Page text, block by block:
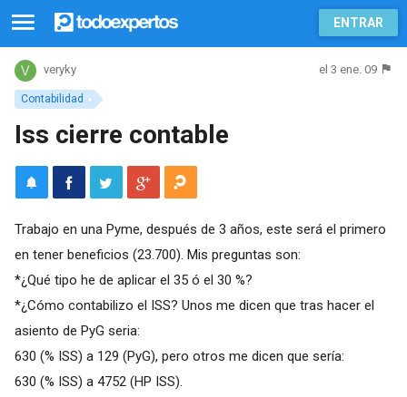
ENTRAR
Contabilidad
veryky el 3 ene. 09
Iss cierre contable
Trabajo en una Pyme, después de 3 años, este será el primero
en tener beneficios (23.700). Mis preguntas son:
*¿Qué tipo he de aplicar el 35 ó el 30 %?
*¿Cómo contabilizo el ISS? Unos me dicen que tras hacer el
asiento de PyG seria:
630 (% ISS) a 129 (PyG), pero otros me dicen que sería:
630 (% ISS) a 4752 (HP ISS).